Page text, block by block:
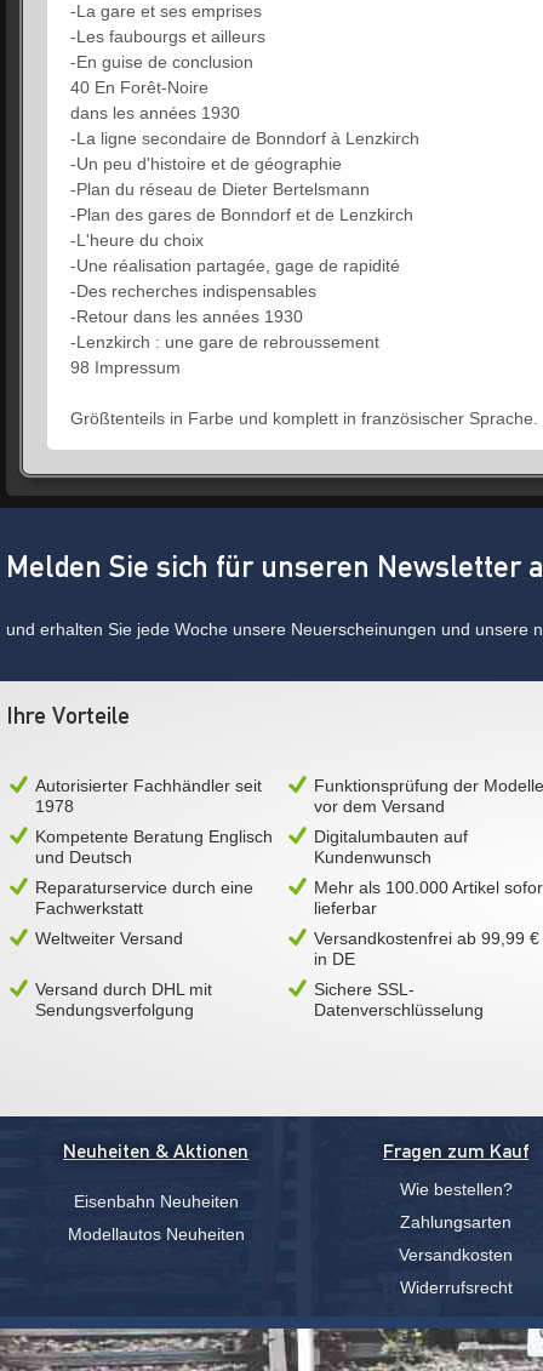
-La gare et ses emprises
-Les faubourgs et ailleurs
-En guise de conclusion
40 En Forêt-Noire
dans les années 1930
-La ligne secondaire de Bonndorf à Lenzkirch
-Un peu d'histoire et de géographie
-Plan du réseau de Dieter Bertelsmann
-Plan des gares de Bonndorf et de Lenzkirch
-L'heure du choix
-Une réalisation partagée, gage de rapidité
-Des recherches indispensables
-Retour dans les années 1930
-Lenzkirch : une gare de rebroussement
98 Impressum
Größtenteils in Farbe und komplett in französischer Sprache.
Melden Sie sich für unseren Newsletter
und erhalten Sie jede Woche unsere Neuerscheinungen und unsere
Ihre Vorteile
Autorisierter Fachhändler seit
1978
Funktionsprüfung der Modelle
vor dem Versand
Kompetente Beratung Englisch
und Deutsch
Digitalumbauten auf
Kundenwunsch
Reparaturservice durch eine
Fachwerkstatt
Mehr als 100.000 Artikel
lieferbar
Weltweiter Versand
Versandkostenfrei ab 99,99 €
in DE
Versand durch DHL mit
Sendungsverfolgung
Sichere SSL-
Datenverschlüsselung
Neuheiten & Aktionen
Eisenbahn Neuheiten
Modellautos Neuheiten
Fragen zum Kauf
Wie bestellen?
Zahlungsarten
Versandkosten
Widerrufsrecht